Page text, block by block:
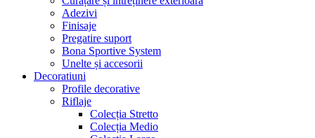
Adezivi
Finisaje
Pregatire suport
Bona Sportive System
Unelte și accesorii
Decoratiuni
Profile decorative
Riflaje
Colecția Stretto
Colecția Medio